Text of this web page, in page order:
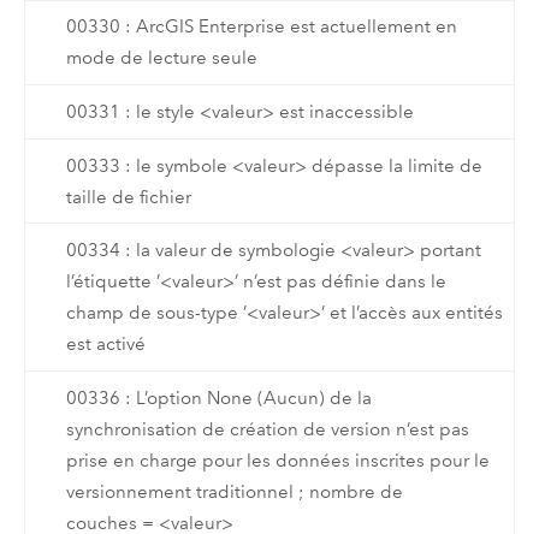
00330 : ArcGIS Enterprise est actuellement en
mode de lecture seule
00331 : le style <valeur> est inaccessible
00333 : le symbole <valeur> dépasse la limite de
taille de fichier
00334 : la valeur de symbologie <valeur> portant
l’étiquette ’<valeur>’ n’est pas définie dans le
champ de sous-type ’<valeur>’ et l’accès aux entités
est activé
00336 : L’option None (Aucun) de la
synchronisation de création de version n’est pas
prise en charge pour les données inscrites pour le
versionnement traditionnel ; nombre de
couches = <valeur>